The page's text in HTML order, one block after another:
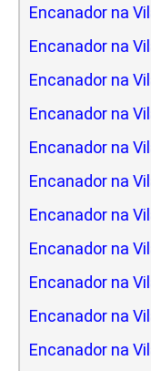
Encanador na
Encanador na
Encanador na
Encanador na
Encanador na
Encanador na
Encanador na
Encanador na
Encanador na
Encanador na
Encanador na